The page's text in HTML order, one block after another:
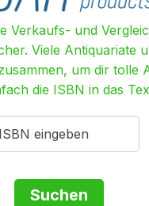
Verkaufs- und
Viele Antiquariate
um dir tolle
die ISBN in das